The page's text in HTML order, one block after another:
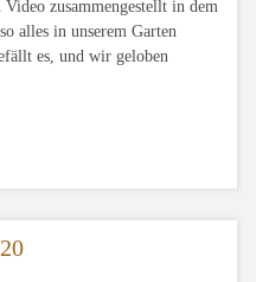
zusammengestellt in dem
alles in unserem Garten
es, und wir geloben